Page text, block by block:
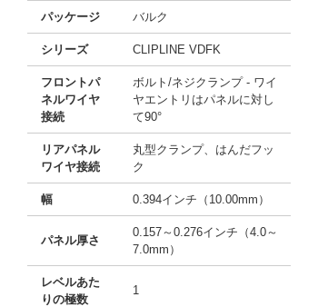
パッケージ バルク
シリーズ CLIPLINE VDFK
フロントパ
ネルワイヤ
接続
ボルト/ネジクランプ - ワイ
ヤエントリはパネルに対し
て90°
リアパネル
ワイヤ接続
丸型クランプ、はんだフッ
ク
幅 0.394インチ（10.00mm）
パネル厚さ
0.157～0.276インチ（4.0～
7.0mm）
レベルあた
りの極数
1